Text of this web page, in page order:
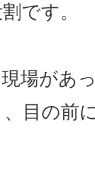
です。
場があ
目の前